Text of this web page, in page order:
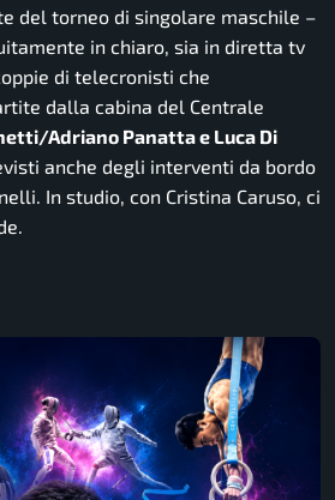
del torneo di singolare maschile –
in chiaro, sia in diretta tv
di telecronisti che
dalla cabina del Centrale
Adriano Panatta e Luca Di
anche degli interventi da bordo
In studio, con Cristina Caruso, ci